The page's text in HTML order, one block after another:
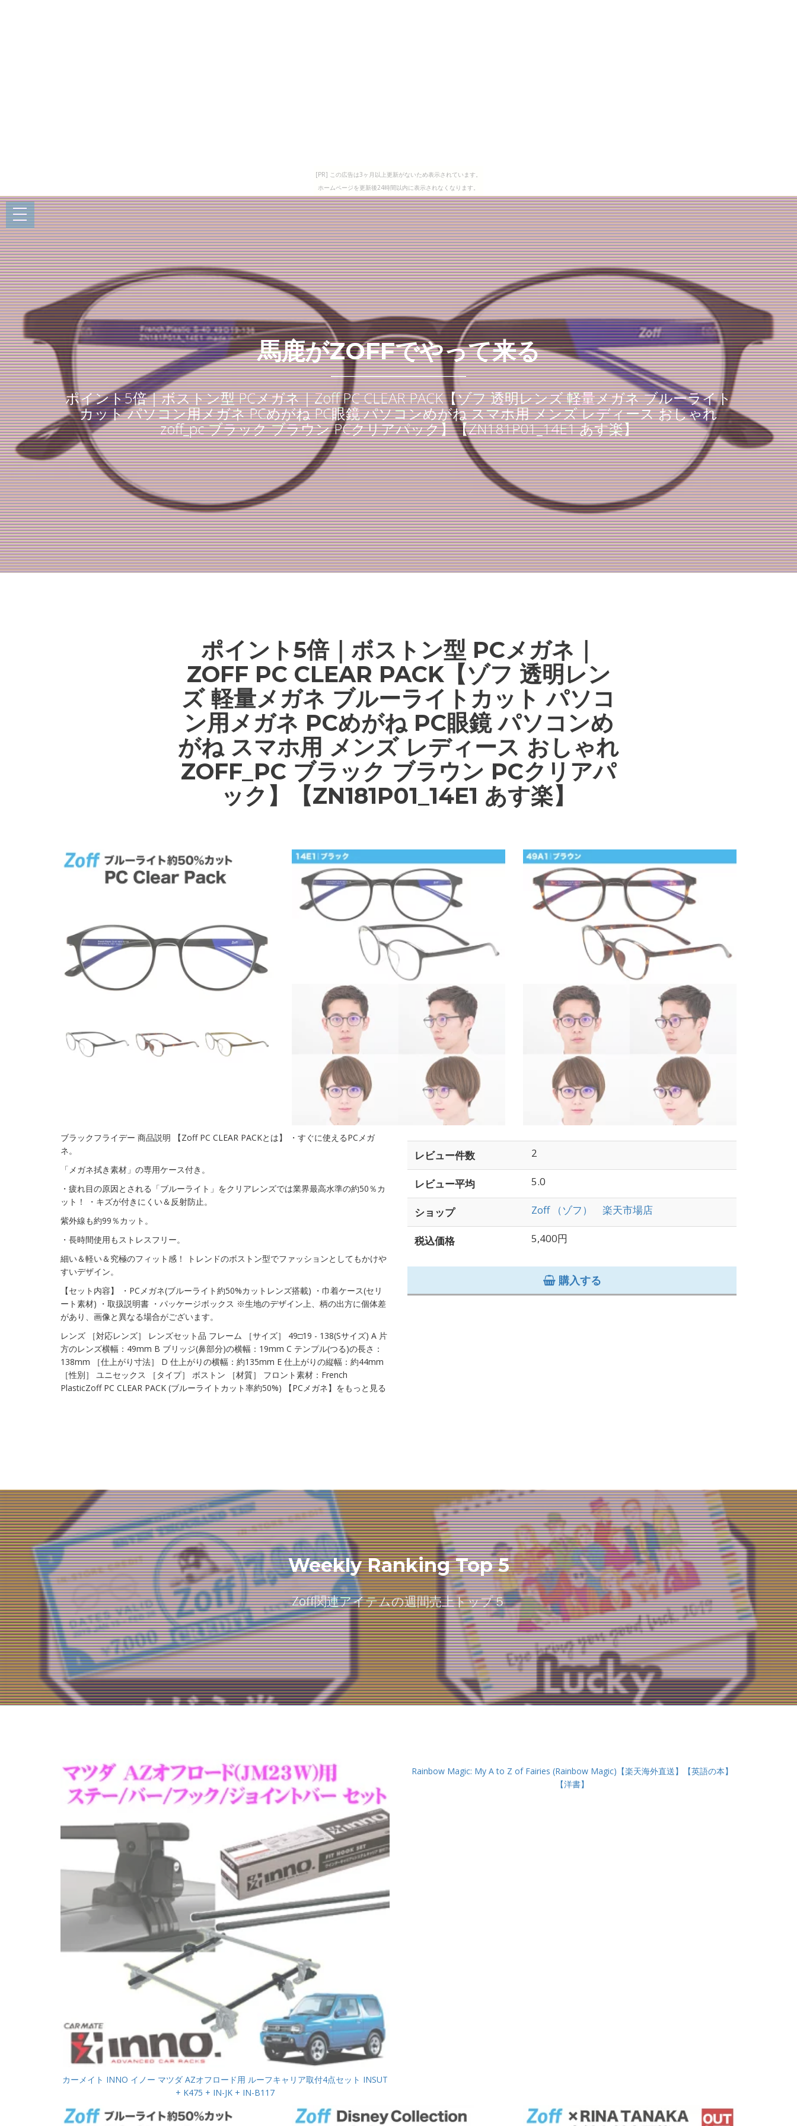
[PR] この広告は3ヶ月以上更新がないため表示されています。
ホームページを更新後24時間以内に表示されなくなります。
馬鹿がZOFFでやって来る
ポイント5倍｜ボストン型 PCメガネ｜Zoff PC CLEAR PACK【ゾフ 透明レンズ 軽量メガネ ブルーライト
カット パソコン用メガネ PCめがね PC眼鏡 パソコンめがね スマホ用 メンズ レディース おしゃれ
zoff_pc ブラック ブラウン PCクリアパック】【ZN181P01_14E1 あす楽】
ポイント5倍｜ボストン型 PCメガネ｜
ZOFF PC CLEAR PACK【ゾフ 透明レン
ズ 軽量メガネ ブルーライトカット パソコ
ン用メガネ PCめがね PC眼鏡 パソコンめ
がね スマホ用 メンズ レディース おしゃれ
ZOFF_PC ブラック ブラウン PCクリアパ
ック】【ZN181P01_14E1 あす楽】
ブラックフライデー 商品説明 【Zoff PC CLEAR PACKとは】 ・すぐに使えるPCメガ
ネ。
「メガネ拭き素材」の専用ケース付き。
・疲れ目の原因とされる「ブルーライト」をクリアレンズでは業界最高水準の約50％カ
ット！ ・キズが付きにくい＆反射防止。
紫外線も約99％カット。
・長時間使用もストレスフリー。
細い＆軽い＆究極のフィット感！ トレンドのボストン型でファッションとしてもかけや
すいデザイン。
【セット内容】 ・PCメガネ(ブルーライト約50%カットレンズ搭載) ・巾着ケース(セリ
ート素材) ・取扱説明書 ・パッケージボックス ※生地のデザイン上、柄の出方に個体差
があり、画像と異なる場合がございます。
レンズ ［対応レンズ］ レンズセット品 フレーム ［サイズ］ 49□19 - 138(Sサイズ) A 片
方のレンズ横幅：49mm B ブリッジ(鼻部分)の横幅：19mm C テンプル(つる)の長さ：
138mm ［仕上がり寸法］ D 仕上がりの横幅：約135mm E 仕上がりの縦幅：約44mm
［性別］ ユニセックス ［タイプ］ ボストン ［材質］ フロント素材：French
PlasticZoff PC CLEAR PACK (ブルーライトカット率約50%) 【PCメガネ】をもっと見る
レビュー件数 2
レビュー平均 5.0
ショップ Zoff （ゾフ） 楽天市場店
税込価格 5,400円
購入する
Weekly Ranking Top 5
Zoff関連アイテムの週間売上トップ５
カーメイト INNO イノー マツダ AZオフロード用 ルーフキャリア取付4点セット INSUT
+ K475 + IN-JK + IN-B117
Rainbow Magic: My A to Z of Fairies (Rainbow Magic)【楽天海外直送】【英語の本】
【洋書】